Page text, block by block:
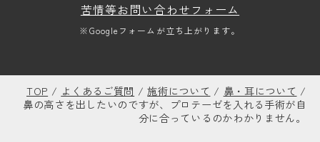
苦情等お問い合わせフォーム
※Googleフォームが立ち上がります。
TOP / よくあるご質問 /施術について / 鼻・耳について /
鼻の高さを出したいのですが、プロテーゼを入れる手術が自
分に合っているのかわかりません。